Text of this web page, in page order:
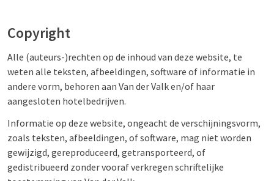
Copyright
Alle (auteurs-)rechten op de inhoud van deze website, te
weten alle teksten, afbeeldingen, software of informatie in
andere vorm, behoren aan Van der Valk en/of haar
aangesloten hotelbedrijven.
Informatie op deze website, ongeacht de verschijningsvorm,
zoals teksten, afbeeldingen, of software, mag niet worden
gewijzigd, gereproduceerd, getransporteerd, of
gedistribueerd zonder vooraf verkregen schriftelijke